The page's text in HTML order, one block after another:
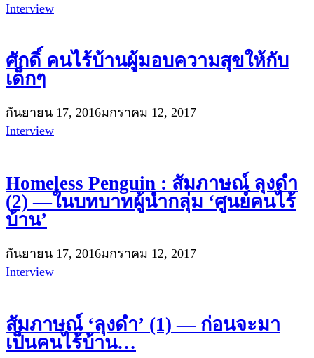
Interview
ศักดิ์ คนไร้บ้านผู้มอบความสุขให้กับ
เด็กๆ
กันยายน 17, 2016มกราคม 12, 2017
Interview
Homeless Penguin : สัมภาษณ์ ลุงดำ
(2) —ในบทบาทผู้นำกลุ่ม ‘ศูนย์คนไร้
บ้าน’
กันยายน 17, 2016มกราคม 12, 2017
Interview
สัมภาษณ์ ‘ลุงดำ’ (1) — ก่อนจะมา
เป็นคนไร้บ้าน…